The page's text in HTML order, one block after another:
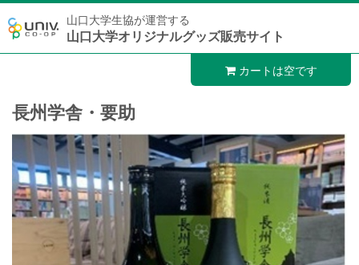
山口大学生協が運営する
山口大学オリジナルグッズ販売サイト
カートは空です
長州学舎・要助